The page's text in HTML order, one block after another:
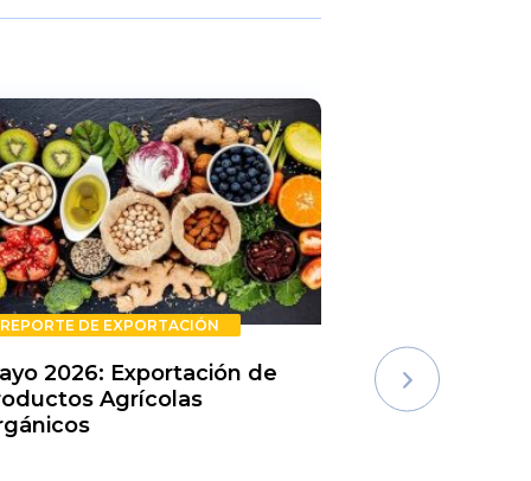
REPORTE DE EXPORTACIÓN
2026: Exportación de
Agrícolas
Rechazos
Semestre